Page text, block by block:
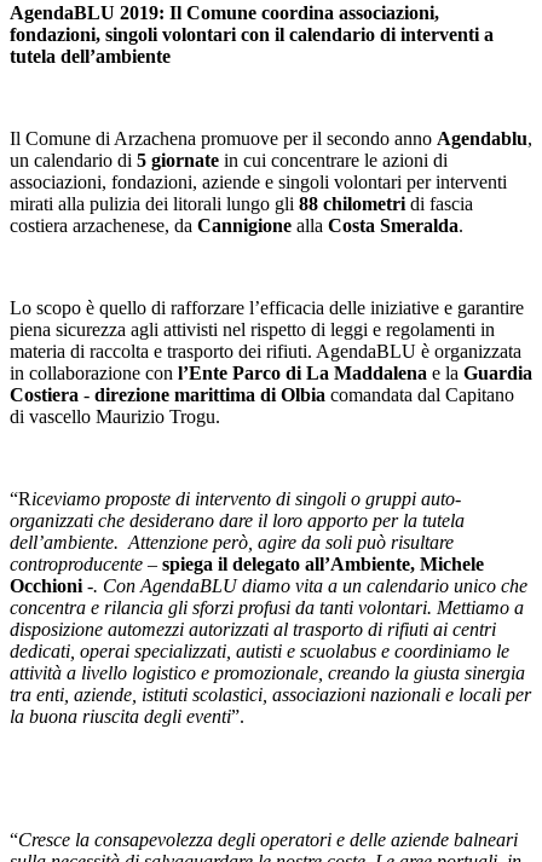
AgendaBLU 2019: Il Comune coordina associazioni,
fondazioni, singoli volontari con il calendario di interventi a
tutela dell’ambiente
Il Comune di Arzachena promuove per il secondo anno Agendablu,
un calendario di 5 giornate in cui concentrare le azioni di
associazioni, fondazioni, aziende e singoli volontari per interventi
mirati alla pulizia dei litorali lungo gli 88 chilometri di fascia
costiera arzachenese, da Cannigione alla Costa Smeralda.
Lo scopo è quello di rafforzare l’efficacia delle iniziative e garantire
piena sicurezza agli attivisti nel rispetto di leggi e regolamenti in
materia di raccolta e trasporto dei rifiuti. AgendaBLU è organizzata
in collaborazione con l’Ente Parco di La Maddalena e la Guardia
Costiera - direzione marittima di Olbia comandata dal Capitano
di vascello Maurizio Trogu.
“Riceviamo proposte di intervento di singoli o gruppi auto-
organizzati che desiderano dare il loro apporto per la tutela
dell’ambiente. Attenzione però, agire da soli può risultare
controproducente – spiega il delegato all’Ambiente, Michele
Occhioni -. Con AgendaBLU diamo vita a un calendario unico che
concentra e rilancia gli sforzi profusi da tanti volontari. Mettiamo a
disposizione automezzi autorizzati al trasporto di rifiuti ai centri
dedicati, operai specializzati, autisti e scuolabus e coordiniamo le
attività a livello logistico e promozionale, creando la giusta sinergia
tra enti, aziende, istituti scolastici, associazioni nazionali e locali per
la buona riuscita degli eventi”.
“Cresce la consapevolezza degli operatori e delle aziende balneari